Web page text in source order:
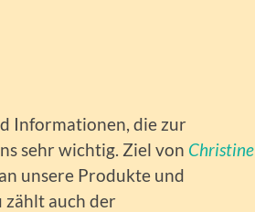
Informationen, die zur
sehr wichtig. Ziel von Christine
unsere Produkte und
auch der